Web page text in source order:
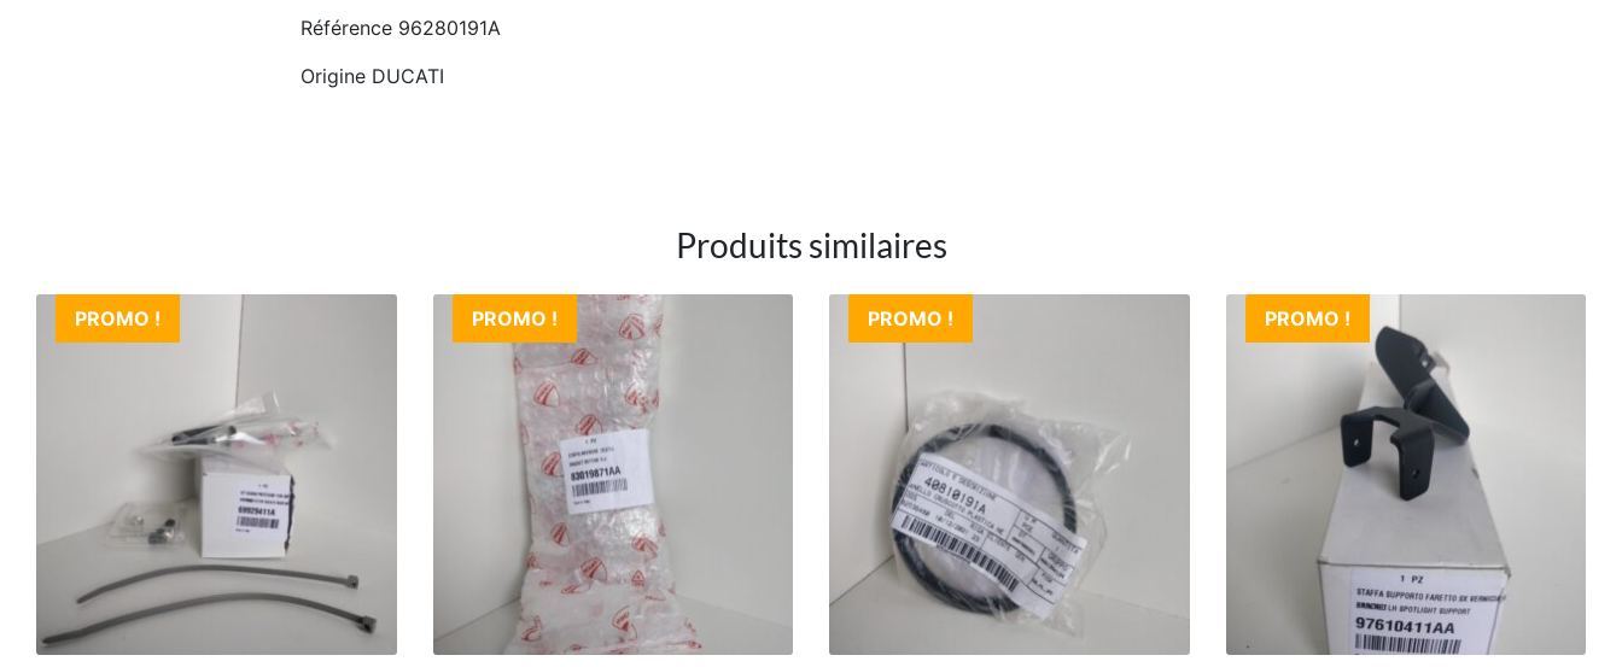
Référence 96280191A
Origine DUCATI
Produits similaires
PROMO ! PROMO ! PROMO ! PROMO !